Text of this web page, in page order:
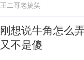
王二哥老搞笑
刚想说牛角怎么
又不是傻